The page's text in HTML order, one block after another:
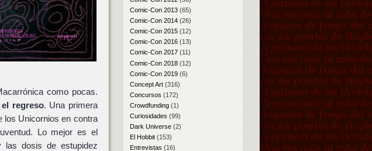
como pocas.
regreso. Una primera
los Unicornios en contra
Lo mejor es el
las dosis de estupidez
Comic-Con 2013(65)
Comic-Con 2014(26)
Comic-Con 2015(12)
Comic-Con 2016(13)
Comic-Con 2017(11)
Comic-Con 2018(12)
Comic-Con 2019(6)
Concept Art(316)
Concursos (172)
Crowdfunding(1)
Curiosidades (99)
Dark Universe(2)
El Hobbit(153)
Entrevistas (16)